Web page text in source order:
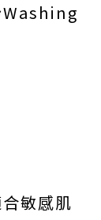
Washing
敏感肌